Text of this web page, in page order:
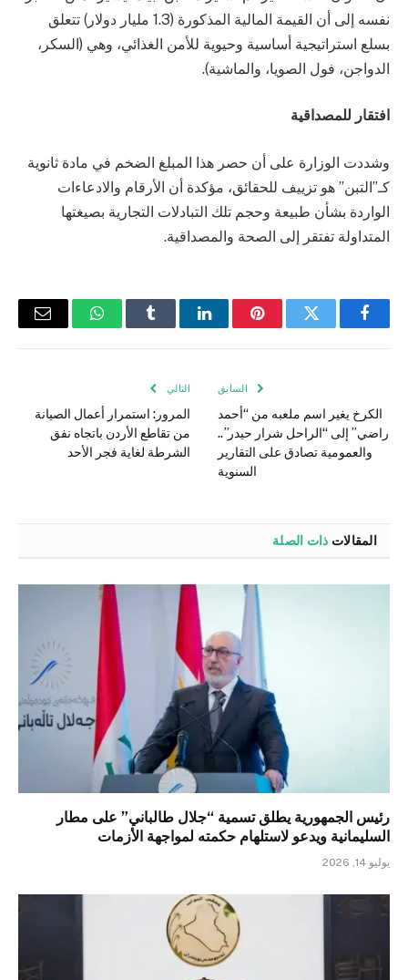
نفسه إلى أن القيمة المالية المذكورة (1.3 مليار دولار) تتعلق
بسلع استراتيجية أساسية وحيوية للأمن الغذائي، وهي (السكر،
الدواجن، فول الصويا، والماشية).
افتقار للمصداقية
وشددت الوزارة على أن حصر هذا المبلغ الضخم في مادة ثانوية
كـ”التبن” هو تزييف للحقائق، مؤكدة أن الأرقام والادعاءات
الواردة بشأن طبيعة وحجم تلك التبادلات التجارية بصيغتها
المتداولة تفتقر إلى الصحة والمصداقية.
فيسبوكتويتر بينتيريستلينكدإن Tumblr واتسابالبريد
السابق
الكرخ يغير اسم ملعبه من “أحمد
راضي” إلى “الراحل شرار حيدر”..
والعمومية تصادق على التقارير
السنوية
التالي
المرور: استمرار أعمال الصيانة
من تقاطع الأردن باتجاه نفق
الشرطة لغاية فجر الأحد
المقالات ذات الصلة
رئيس الجمهورية يطلق تسمية “جلال طالباني” على مطار
السليمانية ويدعو لاستلهام حكمته لمواجهة الأزمات
يوليو 14, 2026